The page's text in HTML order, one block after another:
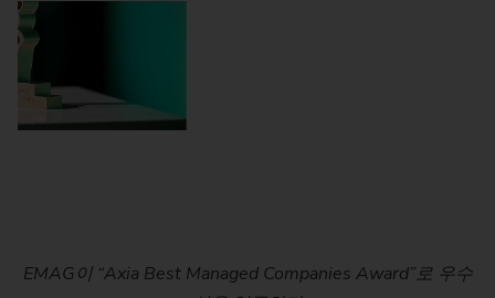
EMAG이 “Axia Best Managed Companies Award”로 우수
EMAG “Axia Best Managed Companies Award” 수상
클라우스 마이, EMAG 그룹의 CFO: 이 상의 의미는 저희가